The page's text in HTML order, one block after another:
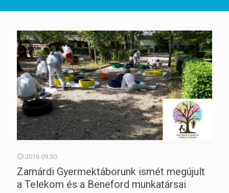
2016.09.30.
Zamárdi Gyermektáborunk ismét megújult
a Telekom és a Beneford munkatársai